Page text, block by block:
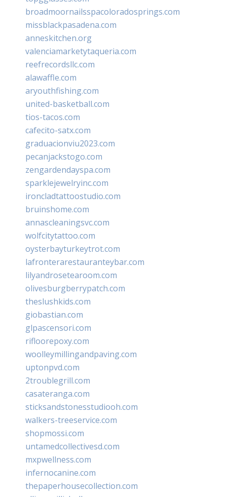
broadmoornailsspacoloradosprings.com
missblackpasadena.com
anneskitchen.org
valenciamarketytaqueria.com
reefrecordsllc.com
alawaffle.com
aryouthfishing.com
united-basketball.com
tios-tacos.com
cafecito-satx.com
graduacionviu2023.com
pecanjackstogo.com
zengardendayspa.com
sparklejewelryinc.com
ironcladtattoostudio.com
bruinshome.com
annascleaningsvc.com
wolfcitytattoo.com
oysterbayturkeytrot.com
lafronterarestauranteybar.com
lilyandrosetearoom.com
olivesburgberrypatch.com
theslushkids.com
giobastian.com
glpascensori.com
rifloorepoxy.com
woolleymillingandpaving.com
uptonpvd.com
2troublegrill.com
casateranga.com
sticksandstonesstudiooh.com
walkers-treeservice.com
shopmossi.com
untamedcollectivesd.com
mxpwellness.com
infernocanine.com
thepaperhousecollection.com